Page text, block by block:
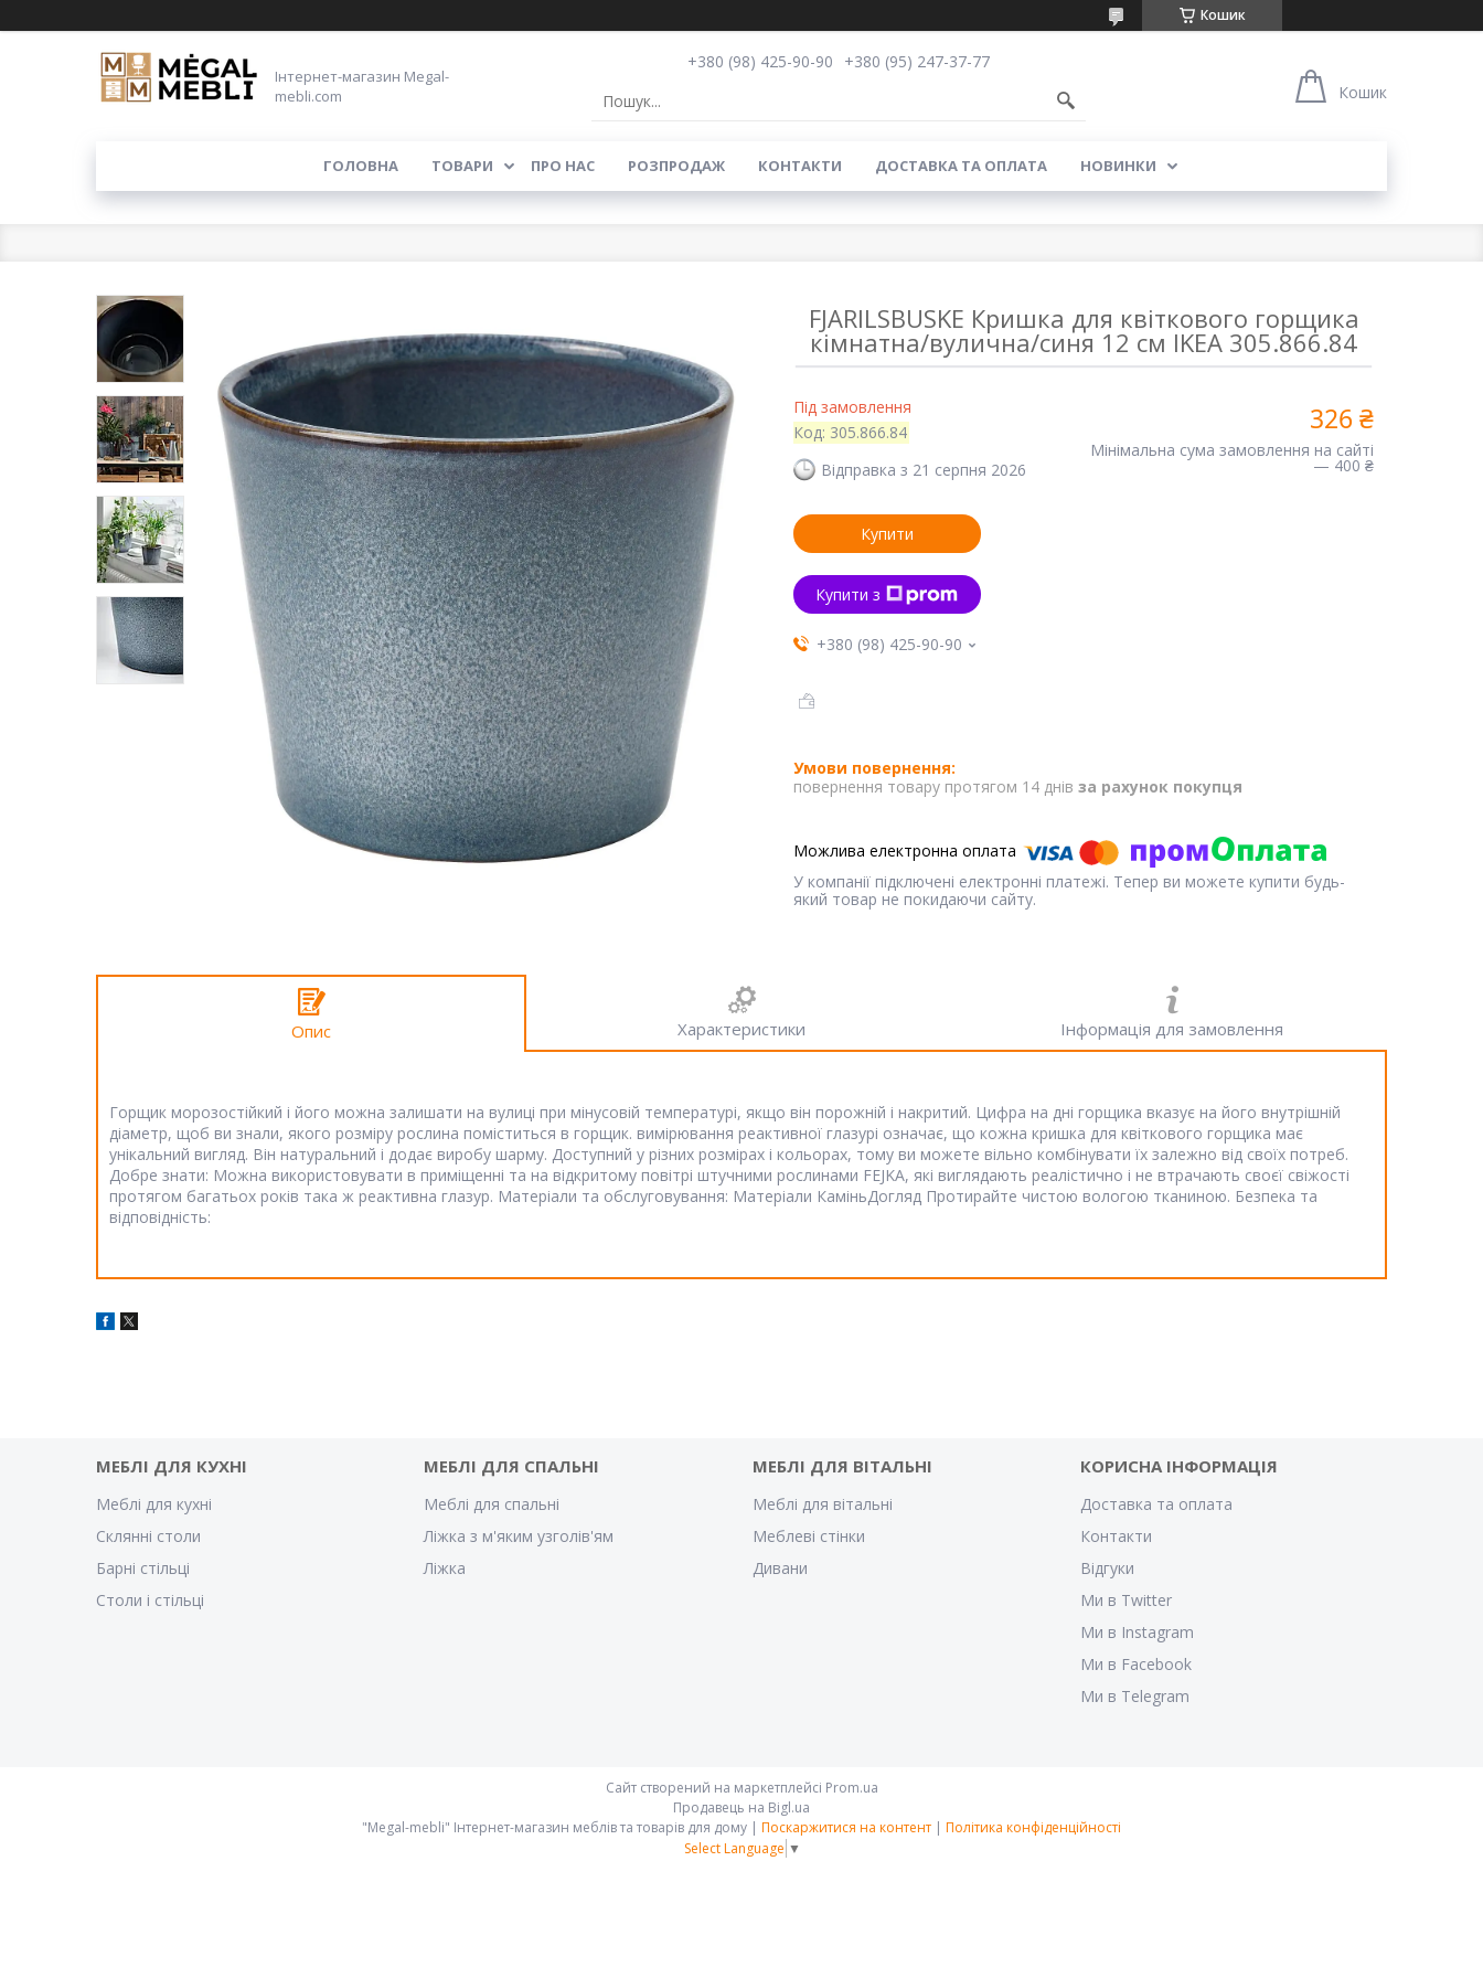
Кошик
Інтернет-магазин Megal-
mebli.com
+380 (98) 425-90-90
+380 (95) 247-37-77
Кошик
ГОЛОВНА ТОВАРИ ПРО НАС РОЗПРОДАЖ КОНТАКТИ ДОСТАВКА ТА ОПЛАТА НОВИНКИ
FJARILSBUSKE Кришка для квіткового горщика
кімнатна/вулична/синя 12 см IKEA 305.866.84
Під замовлення
Код: 305.866.84
Відправка з 21 серпня 2026
326 ₴
Мінімальна сума замовлення на сайті
— 400 ₴
Купити
Купити з
+380 (98) 425-90-90
повернення товару протягом 14 днів за рахунок покупця
У компанії підключені електронні платежі. Тепер ви можете купити будь-
який товар не покидаючи сайту.
Опис Характеристики Інформація для замовлення
Горщик морозостійкий і його можна залишати на вулиці при мінусовій температурі, якщо він порожній і накритий. Цифра на дні горщика вказує на його внутрішній
діаметр, щоб ви знали, якого розміру рослина поміститься в горщик. вимірювання реактивної глазурі означає, що кожна кришка для квіткового горщика має
унікальний вигляд. Він натуральний і додає виробу шарму. Доступний у різних розмірах і кольорах, тому ви можете вільно комбінувати їх залежно від своїх потреб.
Добре знати: Можна використовувати в приміщенні та на відкритому повітрі штучними рослинами FEJKA, які виглядають реалістично і не втрачають своєї свіжості
протягом багатьох років така ж реактивна глазур. Матеріали та обслуговування: Матеріали КаміньДогляд Протирайте чистою вологою тканиною. Безпека та
відповідність:
МЕБЛІ ДЛЯ КУХНІ
Меблі для кухні
Склянні столи
Барні стільці
Столи і стільці
МЕБЛІ ДЛЯ СПАЛЬНІ
Меблі для спальні
Ліжка з м'яким узголів'ям
Ліжка
МЕБЛІ ДЛЯ ВІТАЛЬНІ
Меблі для вітальні
Меблеві стінки
Дивани
КОРИСНА ІНФОРМАЦІЯ
Доставка та оплата
Контакти
Відгуки
Ми в Twitter
Ми в Instagram
Ми в Facebook
Ми в Telegram
Сайт створений на маркетплейсі Prom.ua
Продавець на Bigl.ua
"Megal-mebli" Інтернет-магазин меблів та товарів для дому | Поскаржитися на контент | Політика конфіденційності
Select Language ▼